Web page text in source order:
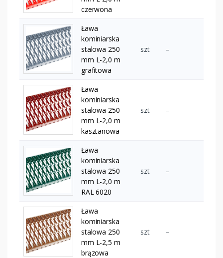
czerwona
Ława
kominiarska
stalowa 250
mm L-2,0 m
grafitowa
szt –
Ława
kominiarska
stalowa 250
mm L-2,0 m
kasztanowa
szt –
Ława
kominiarska
stalowa 250
mm L-2,0 m
RAL 6020
szt –
Ława
kominiarska
stalowa 250
mm L-2,5 m
brązowa
szt –